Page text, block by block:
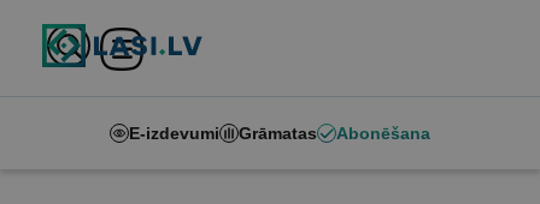
E-izdevumi Grāmatas Abonēšana